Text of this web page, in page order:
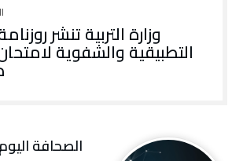
وزارة التربية تنشر
التطبيقية والشفوية لامتحان